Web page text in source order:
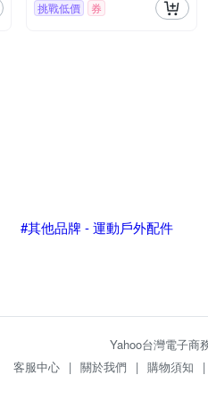
挑戰低價 券
#其他品牌 - 運動戶外配件
Yahoo台灣電子商
客服中心 | 關於我們 | 購物須知 |